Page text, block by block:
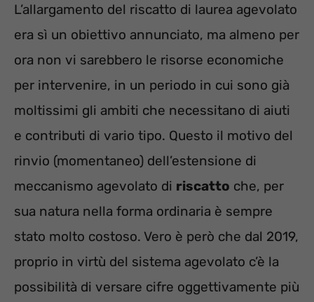
L’allargamento del riscatto di laurea agevolato
era sì un obiettivo annunciato, ma almeno per
ora non vi sarebbero le risorse economiche
per intervenire, in un periodo in cui sono già
moltissimi gli ambiti che necessitano di aiuti
e contributi di vario tipo. Questo il motivo del
rinvio (momentaneo) dell’estensione di
meccanismo agevolato di riscatto che, per
sua natura nella forma ordinaria è sempre
stato molto costoso. Vero è però che dal 2019,
proprio in virtù del sistema agevolato c’è la
possibilità di versare cifre oggettivamente più